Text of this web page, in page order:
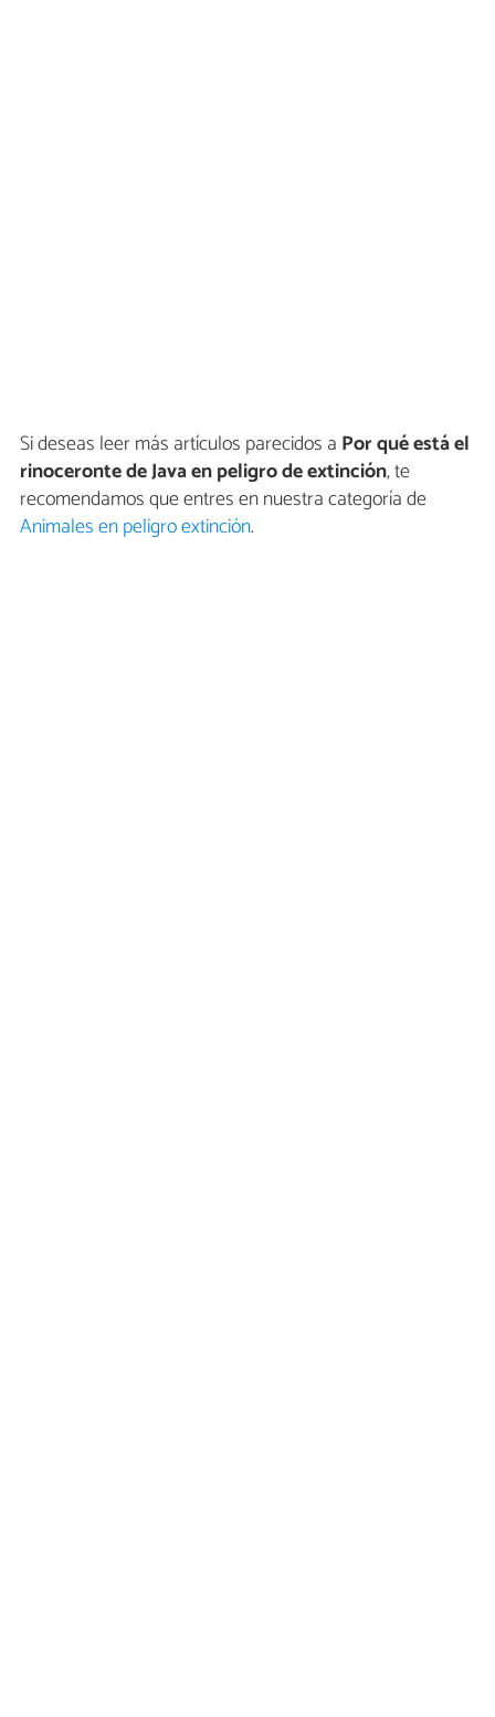
Si deseas leer más artículos parecidos a Por qué está el
rinoceronte de Java en peligro de extinción, te
recomendamos que entres en nuestra categoría de
Animales en peligro extinción.